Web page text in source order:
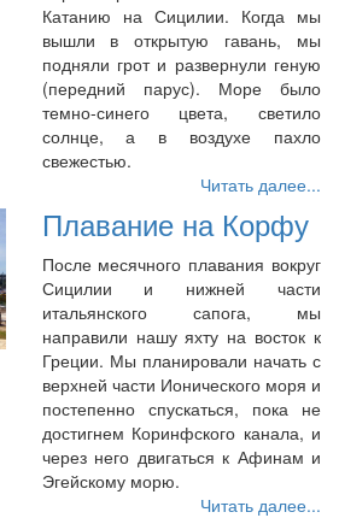
Катанию на Сицилии. Когда мы
вышли в открытую гавань, мы
подняли грот и развернули геную
(передний парус). Море было
темно-синего цвета, светило
солнце, а в воздухе пахло
свежестью.
Читать далее...
Плавание на Корфу
После месячного плавания вокруг
Сицилии и нижней части
итальянского сапога, мы
направили нашу яхту на восток к
Греции. Мы планировали начать с
верхней части Ионического моря и
постепенно спускаться, пока не
достигнем Коринфского канала, и
через него двигаться к Афинам и
Эгейскому морю.
Читать далее...